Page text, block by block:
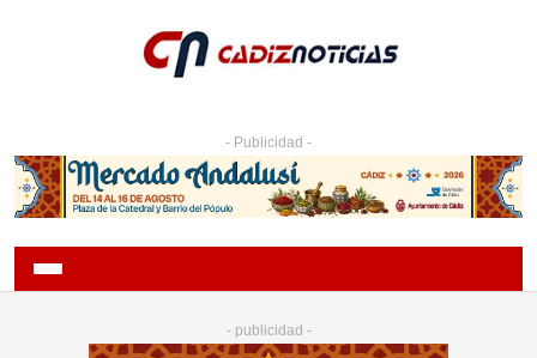
- Publicidad -
- publicidad -